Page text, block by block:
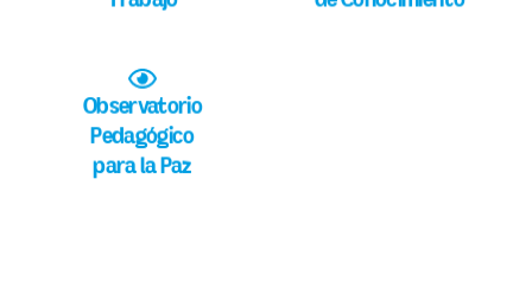
Trabajo
de Conocimiento
Observatorio
Pedagógico
para la Paz